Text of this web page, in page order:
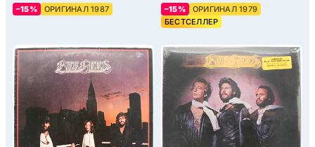
–15% ОРИГИНАЛ 1987 –15%
ОРИГИНАЛ 1979
БЕСТСЕЛЛЕР